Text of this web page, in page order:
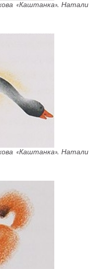
«Каштанка». Натали
«Каштанка». Натали